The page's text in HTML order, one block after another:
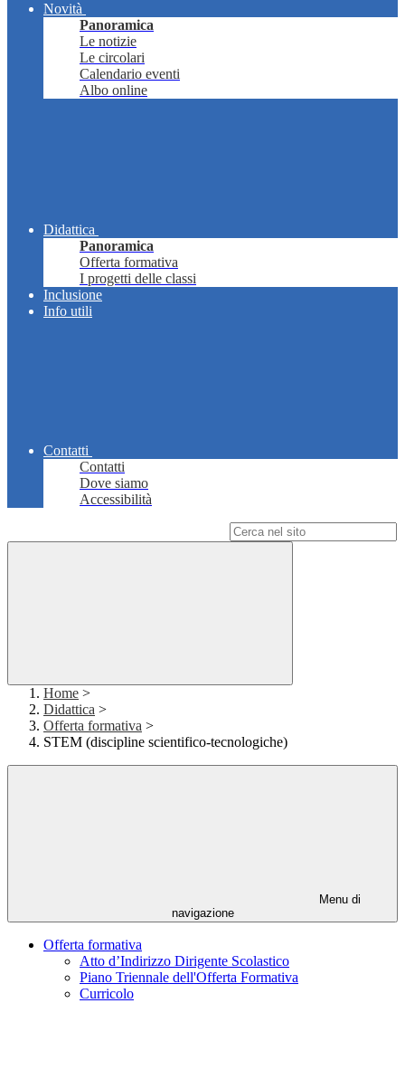
Novità
Panoramica
Le notizie
Le circolari
Calendario eventi
Albo online
Didattica
Panoramica
Offerta formativa
I progetti delle classi
Inclusione
Info utili
Contatti
Contatti
Dove siamo
Accessibilità
Home >
Didattica >
Offerta formativa >
STEM (discipline scientifico-tecnologiche)
Menu di
navigazione
Offerta formativa
Atto d’Indirizzo Dirigente Scolastico
Piano Triennale dell'Offerta Formativa
Curricolo